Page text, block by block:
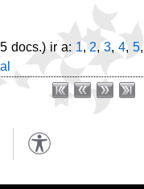
docs.) ir a: 1,2,3,4,5,